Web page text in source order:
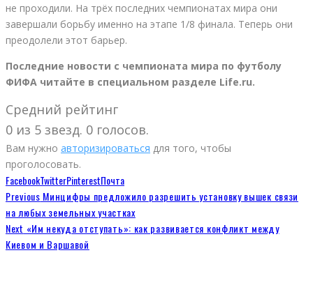
не проходили. На трёх последних чемпионатах мира они
завершали борьбу именно на этапе 1/8 финала. Теперь они
преодолели этот барьер.
Последние новости с чемпионата мира по футболу
ФИФА читайте в специальном разделе Life.ru.
Средний рейтинг
0 из 5 звезд. 0 голосов.
Вам нужно авторизироваться для того, чтобы
проголосовать.
FacebookTwitterPinterestПочта
Previous Минцифры предложило разрешить установку вышек связи
на любых земельных участках
Next «Им некуда отступать»: как развивается конфликт между
Киевом и Варшавой